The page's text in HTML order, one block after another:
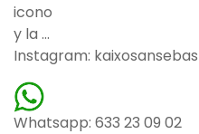
Instagram:
Whatsapp: 633 23 09 02